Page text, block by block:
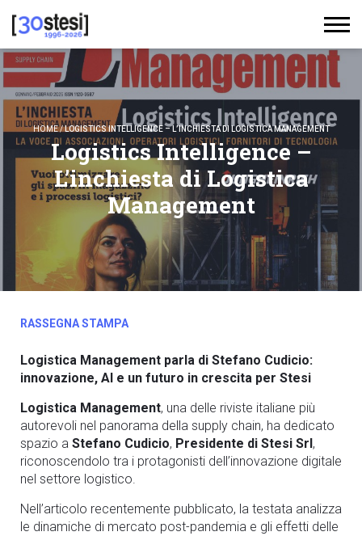
HOME/LOGISTICS INTELLIGENCE – L’INCHIESTA DI LOGISTICA MANAGEMENT
Logistics Intelligence –
L’inchiesta di Logistica
Management
RASSEGNA STAMPA
Logistica Management parla di Stefano Cudicio:
innovazione, AI e un futuro in crescita per Stesi
Logistica Management, una delle riviste italiane più
autorevoli nel panorama della supply chain, ha dedicato
spazio a Stefano Cudicio, Presidente di Stesi Srl,
riconoscendolo tra i protagonisti dell’innovazione digitale
nel settore logistico.
Nell’articolo recentemente pubblicato, la testata analizza
le dinamiche di mercato post-pandemia e gli effetti delle